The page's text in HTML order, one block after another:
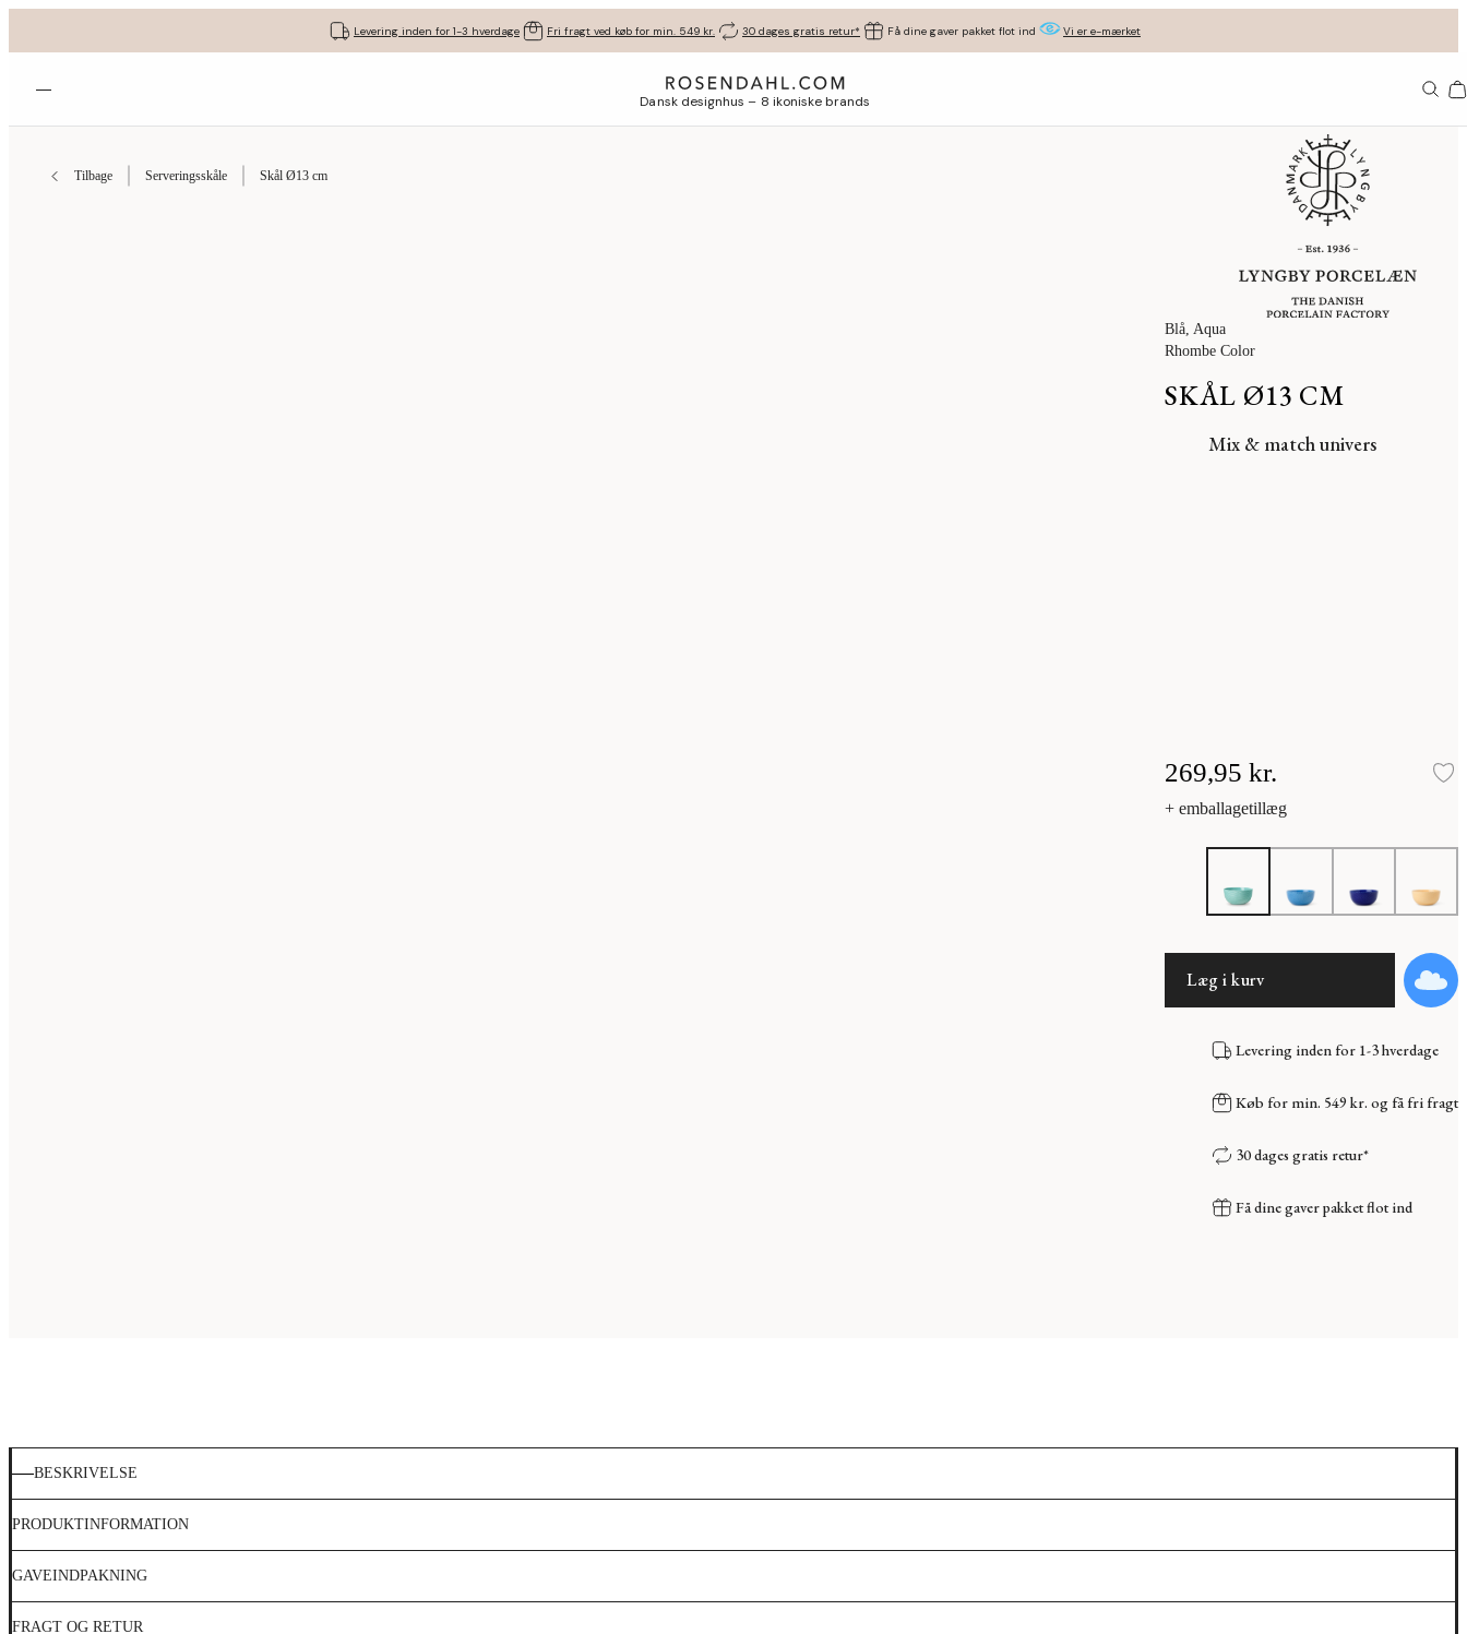
Levering inden for 1-3 hverdage Fri fragt ved køb for min. 549 kr. 30 dages gratis retur* Få dine gaver pakket flot ind Vi er e-mærket
Åbn menuen Dansk designhus – 8 ikoniske brands
Tilbage Serveringsskåle Skål Ø13 cm
Blå , Aqua
Rhombe Color
SKÅL Ø13 CM
Mix & match univers
269,95 kr.
+ emballagetillæg
Læg i kurv
Levering inden for 1-3 hverdage
Køb for min. 549 kr. og få fri fragt
30 dages gratis retur*
Få dine gaver pakket flot ind
BESKRIVELSE
PRODUKTINFORMATION
GAVEINDPAKNING
FRAGT OG RETUR